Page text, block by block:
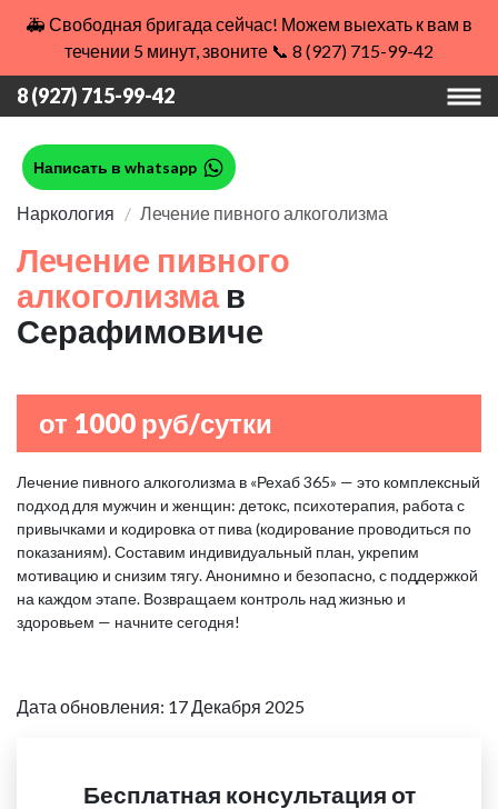
🚑 Свободная бригада сейчас! Можем выехать к вам в
течении 5 минут, звоните 📞 8 (927) 715-99-42
8 (927) 715-99-42
Написать в whatsapp
Наркология Лечение пивного алкоголизма
Лечение пивного
алкоголизма в
Серафимовиче
от 1000 руб/сутки
Лечение пивного алкоголизма в «Рехаб 365» — это комплексный
подход для мужчин и женщин: детокс, психотерапия, работа с
привычками и кодировка от пива (кодирование проводиться по
показаниям). Составим индивидуальный план, укрепим
мотивацию и снизим тягу. Анонимно и безопасно, с поддержкой
на каждом этапе. Возвращаем контроль над жизнью и
здоровьем — начните сегодня!
Дата обновления: 17 Декабря 2025
Бесплатная консультация от